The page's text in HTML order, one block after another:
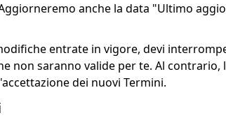
anche la data "Ultimo
entrate in vigore, devi
non saranno valide per te. Al
dei nuovi Termini.